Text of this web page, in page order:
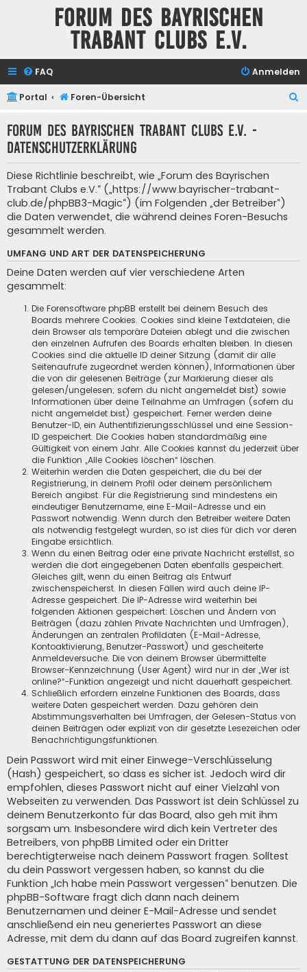
Forum des Bayrischen
Trabant Clubs e.V.
FAQ Anmelden
Portal Foren-Übersicht
Forum des Bayrischen Trabant Clubs e.V. -
Datenschutzerklärung
Diese Richtlinie beschreibt, wie „Forum des Bayrischen
Trabant Clubs e.V.“ („https://www.bayrischer-trabant-
club.de/phpBB3-Magic“) (im Folgenden „der Betreiber“)
die Daten verwendet, die während deines Foren-Besuchs
gesammelt werden.
UMFANG UND ART DER DATENSPEICHERUNG
Deine Daten werden auf vier verschiedene Arten
gesammelt:
Die Forensoftware phpBB erstellt bei deinem Besuch des
Boards mehrere Cookies. Cookies sind kleine Textdateien, die
dein Browser als temporäre Dateien ablegt und die zwischen
den einzelnen Aufrufen des Boards erhalten bleiben. In diesen
Cookies sind die aktuelle ID deiner Sitzung (damit dir alle
Seitenaufrufe zugeordnet werden können), Informationen über
die von dir gelesenen Beiträge (zur Markierung dieser als
gelesen/ungelesen; sofern du nicht angemeldet bist) sowie
Informationen über deine Teilnahme an Umfragen (sofern du
nicht angemeldet bist) gespeichert. Ferner werden deine
Benutzer-ID, ein Authentifizierungsschlüssel und eine Session-
ID gespeichert. Die Cookies haben standardmäßig eine
Gültigkeit von einem Jahr. Alle Cookies kannst du jederzeit über
die Funktion „Alle Cookies löschen“ löschen.
Weiterhin werden die Daten gespeichert, die du bei der
Registrierung, in deinem Profil oder deinem persönlichem
Bereich angibst. Für die Registrierung sind mindestens ein
eindeutiger Benutzername, eine E-Mail-Adresse und ein
Passwort notwendig. Wenn durch den Betreiber weitere Daten
als notwendig festgelegt wurden, so ist dies für dich vor deren
Eingabe ersichtlich.
Wenn du einen Beitrag oder eine private Nachricht erstellst, so
werden die dort eingegebenen Daten ebenfalls gespeichert.
Gleiches gilt, wenn du einen Beitrag als Entwurf
zwischenspeicherst. In diesen Fällen wird auch deine IP-
Adresse gespeichert. Die IP-Adresse wird weiterhin bei
folgenden Aktionen gespeichert: Löschen und Ändern von
Beiträgen (dazu zählen Private Nachrichten und Umfragen),
Änderungen an zentralen Profildaten (E-Mail-Adresse,
Kontoaktivierung, Benutzer-Passwort) und gescheiterte
Anmeldeversuche. Die von deinem Browser übermittelte
Browser-Kennzeichnung (User Agent) wird nur in der „Wer ist
online?“-Funktion angezeigt und nicht dauerhaft gespeichert.
Schließlich erfordern einzelne Funktionen des Boards, dass
weitere Daten gespeichert werden. Dazu gehören dein
Abstimmungsverhalten bei Umfragen, der Gelesen-Status von
deinen Beiträgen oder explizit von dir gesetzte Lesezeichen oder
Benachrichtigungsfunktionen.
Dein Passwort wird mit einer Einwege-Verschlüsselung
(Hash) gespeichert, so dass es sicher ist. Jedoch wird dir
empfohlen, dieses Passwort nicht auf einer Vielzahl von
Webseiten zu verwenden. Das Passwort ist dein Schlüssel zu
deinem Benutzerkonto für das Board, also geh mit ihm
sorgsam um. Insbesondere wird dich kein Vertreter des
Betreibers, von phpBB Limited oder ein Dritter
berechtigterweise nach deinem Passwort fragen. Solltest
du dein Passwort vergessen haben, so kannst du die
Funktion „Ich habe mein Passwort vergessen“ benutzen. Die
phpBB-Software fragt dich dann nach deinem
Benutzernamen und deiner E-Mail-Adresse und sendet
anschließend ein neu generiertes Passwort an diese
Adresse, mit dem du dann auf das Board zugreifen kannst.
GESTATTUNG DER DATENSPEICHERUNG